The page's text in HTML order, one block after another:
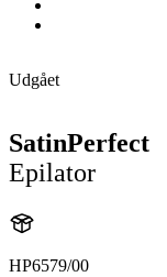
Udgået
SatinPerfect
Epilator
HP6579/00